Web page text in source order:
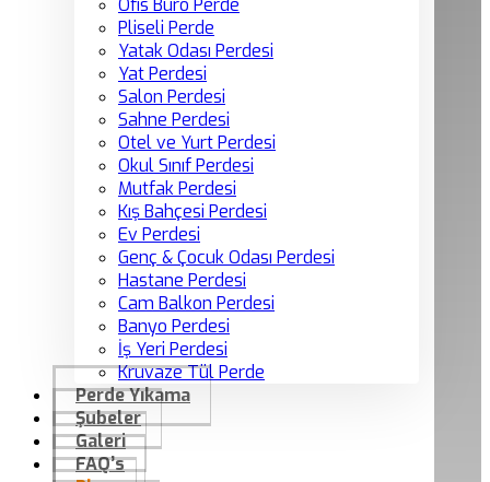
Ofis Büro Perde
Pliseli Perde
Yatak Odası Perdesi
Yat Perdesi
Salon Perdesi
Sahne Perdesi
Otel ve Yurt Perdesi
Okul Sınıf Perdesi
Mutfak Perdesi
Kış Bahçesi Perdesi
Ev Perdesi
Genç & Çocuk Odası Perdesi
Hastane Perdesi
Cam Balkon Perdesi
Banyo Perdesi
İş Yeri Perdesi
Kruvaze Tül Perde
Perde Yıkama
Şubeler
Galeri
FAQ’s